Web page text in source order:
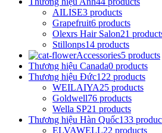
AILISE3 products
Grapefruit6 products
Olexrs Hair Salon21
Stillonps14 products
Accessories5 products
Thương hiệu Canada0 products
Thương hiệu Đức122 products
WEILAIYA25 products
Goldwell76 products
Wella SP21 products
Thương hiệu Hàn Quốc133
ELVAWELL22 products